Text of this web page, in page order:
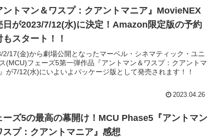
ントマン＆ワスプ：クアントマニア』MovieNEX
日が2023/7/12(水)に決定！Amazon限定版の予約
もスタート！！
2/17(金)から劇場公開となったマーベル・シネマティック・ユニ
(MCU)フェーズ5第一弾作品『アントマン＆ワスプ：クアントマ
が7/12(水)にいよいよパッケージ版として発売されます！！
2023.04.26
ーズ5の最高の幕開け！MCU Phase5『アントマン
スプ：クアントマニア』感想